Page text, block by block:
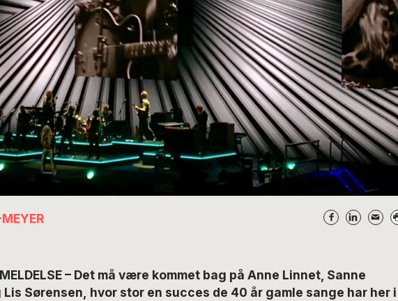
– Det må være kommet bag på Anne Linnet, Sanne
Sørensen, hvor stor en succes de 40 år gamle sange har her i